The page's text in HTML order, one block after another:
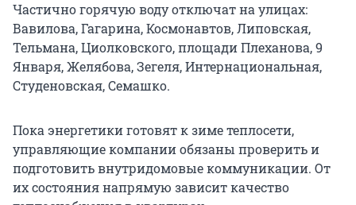
Частично горячую воду отключат на улицах:
Вавилова, Гагарина, Космонавтов, Липовская,
Тельмана, Циолковского, площади Плеханова, 9
Января, Желябова, Зегеля, Интернациональная,
Студеновская, Семашко.
Пока энергетики готовят к зиме теплосети,
управляющие компании обязаны проверить и
подготовить внутридомовые коммуникации. От
их состояния напрямую зависит качество